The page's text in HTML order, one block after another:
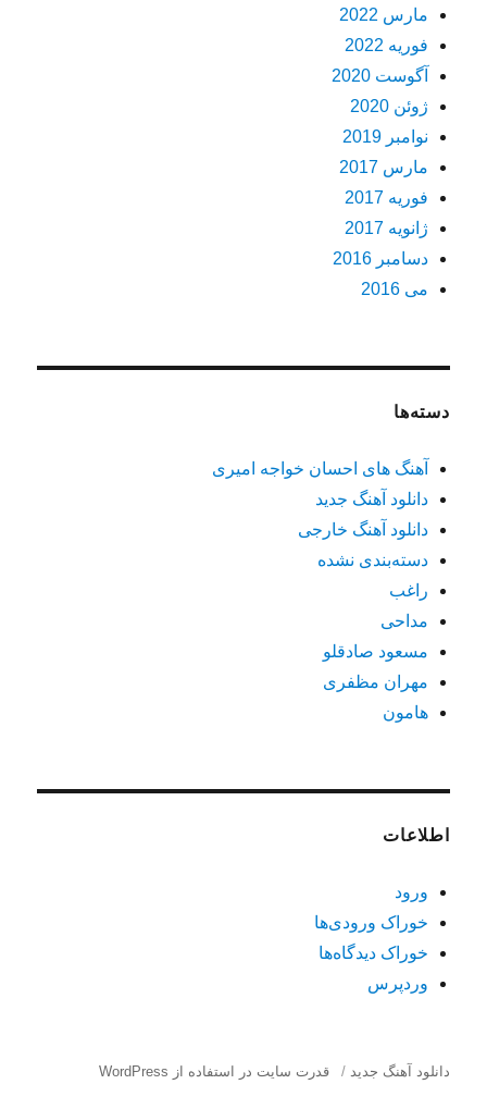
مارس 2022
فوریه 2022
آگوست 2020
ژوئن 2020
نوامبر 2019
مارس 2017
فوریه 2017
ژانویه 2017
دسامبر 2016
می 2016
دسته‌ها
آهنگ های احسان خواجه امیری
دانلود آهنگ جدید
دانلود آهنگ خارجی
دسته‌بندی نشده
راغب
مداحی
مسعود صادقلو
مهران مظفری
هامون
اطلاعات
ورود
خوراک ورودی‌ها
خوراک دیدگاه‌ها
وردپرس
دانلود آهنگ جدید قدرت سایت در استفاده از WordPress